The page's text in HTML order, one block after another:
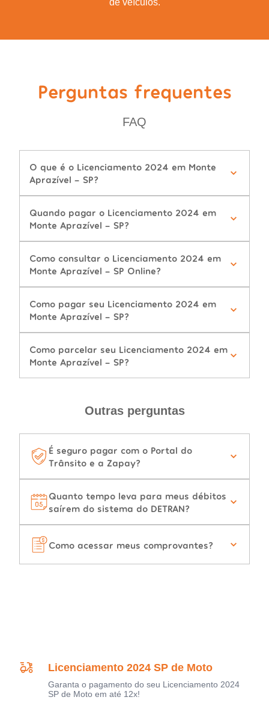
de veículos.
Perguntas frequentes
FAQ
O que é o Licenciamento 2024 em Monte
Aprazível - SP?
Quando pagar o Licenciamento 2024 em
Monte Aprazível - SP?
Como consultar o Licenciamento 2024 em
Monte Aprazível - SP Online?
Como pagar seu Licenciamento 2024 em
Monte Aprazível - SP?
Como parcelar seu Licenciamento 2024 em
Monte Aprazível - SP?
Outras perguntas
É seguro pagar com o Portal do
Trânsito e a Zapay?
Quanto tempo leva para meus débitos
saírem do sistema do DETRAN?
Como acessar meus comprovantes?
Licenciamento 2024 SP de Moto
Garanta o pagamento do seu Licenciamento 2024
SP de Moto em até 12x!